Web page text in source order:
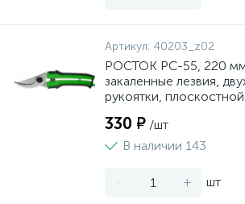
Артикул: 40203_z02
РОСТОК PC-55, 220
закаленные лезвия,
рукоятки,
330 ₽ /шт
В наличии 143
- + шт